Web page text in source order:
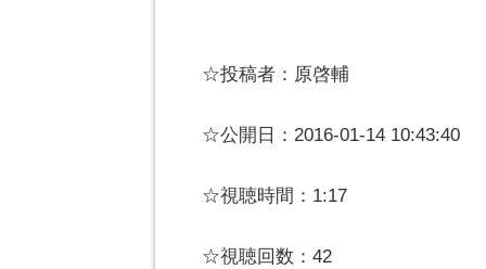
☆投稿者：原啓輔
☆公開日：2016-01-14 10:43:40
☆視聴時間：1:17
☆視聴回数：42